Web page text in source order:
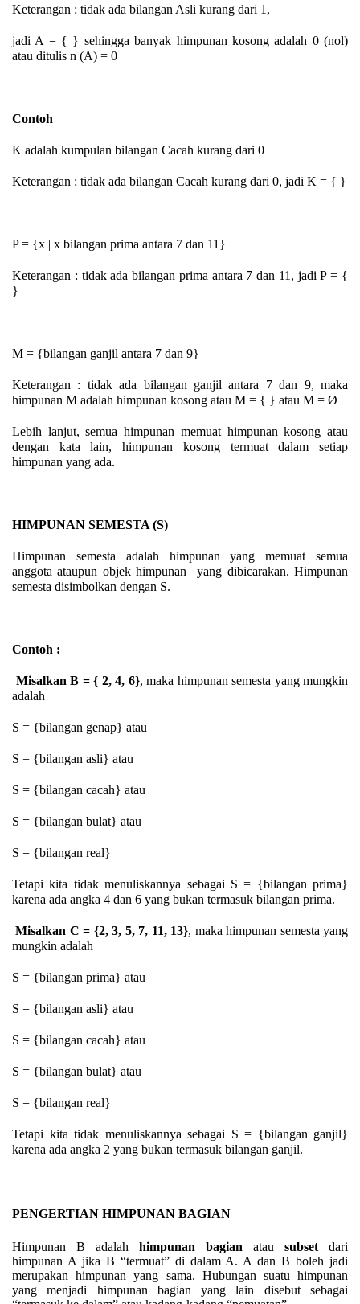
Keterangan : tidak ada bilangan Asli kurang dari 1,
jadi A = { } sehingga banyak himpunan kosong adalah 0 (nol)
atau ditulis n (A) = 0
Contoh
K adalah kumpulan bilangan Cacah kurang dari 0
Keterangan : tidak ada bilangan Cacah kurang dari 0, jadi K = { }
P = {x | x bilangan prima antara 7 dan 11}
Keterangan : tidak ada bilangan prima antara 7 dan 11, jadi P = {
}
M = {bilangan ganjil antara 7 dan 9}
Keterangan : tidak ada bilangan ganjil antara 7 dan 9, maka
himpunan M adalah himpunan kosong atau M = { } atau M = Ø
Lebih lanjut, semua himpunan memuat himpunan kosong atau
dengan kata lain, himpunan kosong termuat dalam setiap
himpunan yang ada.
HIMPUNAN SEMESTA (S)
Himpunan semesta adalah himpunan yang memuat semua
anggota ataupun objek himpunan yang dibicarakan. Himpunan
semesta disimbolkan dengan S.
Contoh :
Misalkan B = { 2, 4, 6}, maka himpunan semesta yang mungkin
adalah
S = {bilangan genap} atau
S = {bilangan asli} atau
S = {bilangan cacah} atau
S = {bilangan bulat} atau
S = {bilangan real}
Tetapi kita tidak menuliskannya sebagai S = {bilangan prima}
karena ada angka 4 dan 6 yang bukan termasuk bilangan prima.
Misalkan C = {2, 3, 5, 7, 11, 13}, maka himpunan semesta yang
mungkin adalah
S = {bilangan prima} atau
S = {bilangan asli} atau
S = {bilangan cacah} atau
S = {bilangan bulat} atau
S = {bilangan real}
Tetapi kita tidak menuliskannya sebagai S = {bilangan ganjil}
karena ada angka 2 yang bukan termasuk bilangan ganjil.
PENGERTIAN HIMPUNAN BAGIAN
Himpunan B adalah himpunan bagian atau subset dari
himpunan A jika B “termuat” di dalam A. A dan B boleh jadi
merupakan himpunan yang sama. Hubungan suatu himpunan
yang menjadi himpunan bagian yang lain disebut sebagai